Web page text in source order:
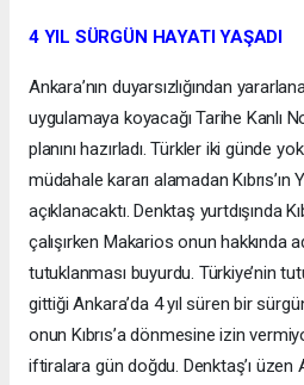
4 YIL SÜRGÜN HAYATI YAŞADI
Ankara’nın duyarsızlığından
uygulamaya koyacağı Tarihe Kanlı
planını hazırladı. Türkler iki günde
müdahale kararı alamadan
açıklanacaktı. Denktaş yurtdışında
çalışırken Makarios onun hakkında
tutuklanması buyurdu. Türkiye’nin
gittiği Ankara’da 4 yıl süren bir
onun Kıbrıs’a dönmesine izin
iftiralara gün doğdu. Denktaş’ı üzen